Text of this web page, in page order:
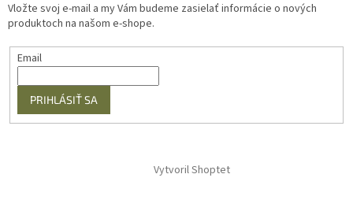
Vložte svoj e-mail a my Vám budeme zasielať informácie o nových
produktoch na našom e-shope.
Email
PRIHLÁSIŤ SA
Vytvoril Shoptet